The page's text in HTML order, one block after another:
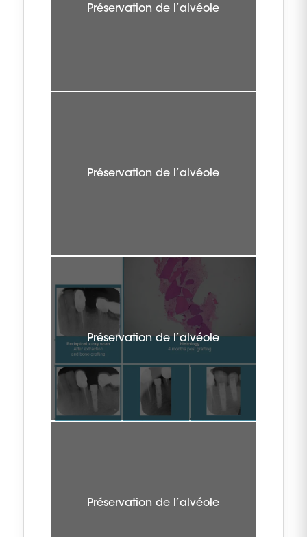
Préservation de l’alvéole
Préservation de l’alvéole
Préservation de l’alvéole
Préservation de l’alvéole